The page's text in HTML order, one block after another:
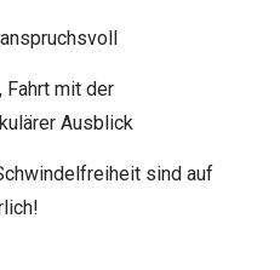
Fahrt mit der
Ausblick
sind auf